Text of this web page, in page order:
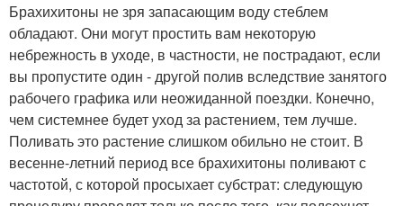
Брахихитоны не зря запасающим воду стеблем
обладают. Они могут простить вам некоторую
небрежность в уходе, в частности, не пострадают, если
вы пропустите один - другой полив вследствие занятого
рабочего графика или неожиданной поездки. Конечно,
чем системнее будет уход за растением, тем лучше.
Поливать это растение слишком обильно не стоит. В
весенне-летний период все брахихитоны поливают с
частотой, с которой просыхает субстрат: следующую